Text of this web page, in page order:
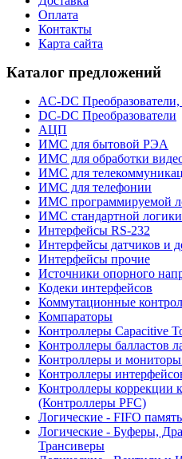
Оплата
Контакты
Карта сайта
Каталог предложений
AC-DC
DC-DC Преобразователи
АЦП
ИМС для бытовой РЭА
ИМС для обработки
ИМС для
ИМС для телефонии
ИМС программируемой
ИМС стандартной логики
Интерфейсы RS-232
Интерфейсы датчиков и
Интерфейсы прочие
Источники опорного
Кодеки интерфейсов
Коммутационные
Компараторы
Контроллеры Capacitive
Контроллеры балластов
Контроллеры и
Контроллеры
Контроллеры коррекции
(Контроллеры PFC)
Логические - FIFO память
Логические - Буферы,
Трансиверы